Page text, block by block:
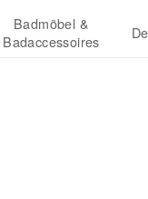
Badmöbel &
Badaccessoires